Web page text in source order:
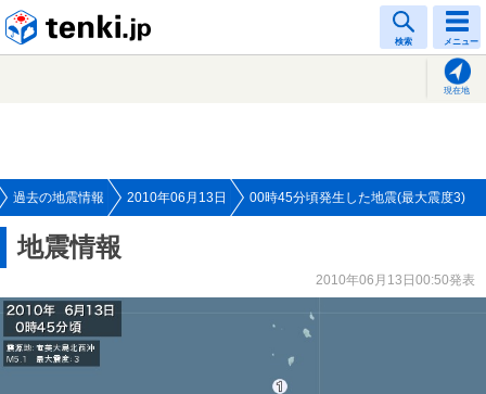
検索 メニュー
現在地
過去の地震情報 2010年06月13日 00時45分頃発生した地震(最大震度3)
地震情報
2010年06月13日00:50発表